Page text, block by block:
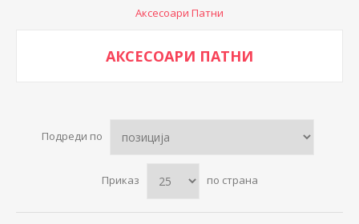
Аксесоари Патни
АКСЕСОАРИ ПАТНИ
Подреди по
Приказ по страна